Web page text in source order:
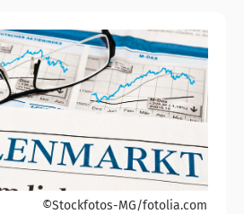
©Stockfotos-MG/fotolia.com